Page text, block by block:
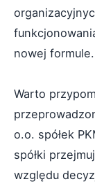
nowej formule.
Warto
o.o. spółek
spółki
względu